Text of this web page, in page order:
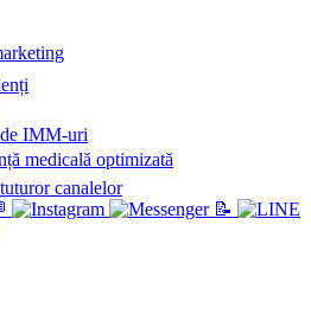
IMM-uri
medicală optimizată
canalelor
📝